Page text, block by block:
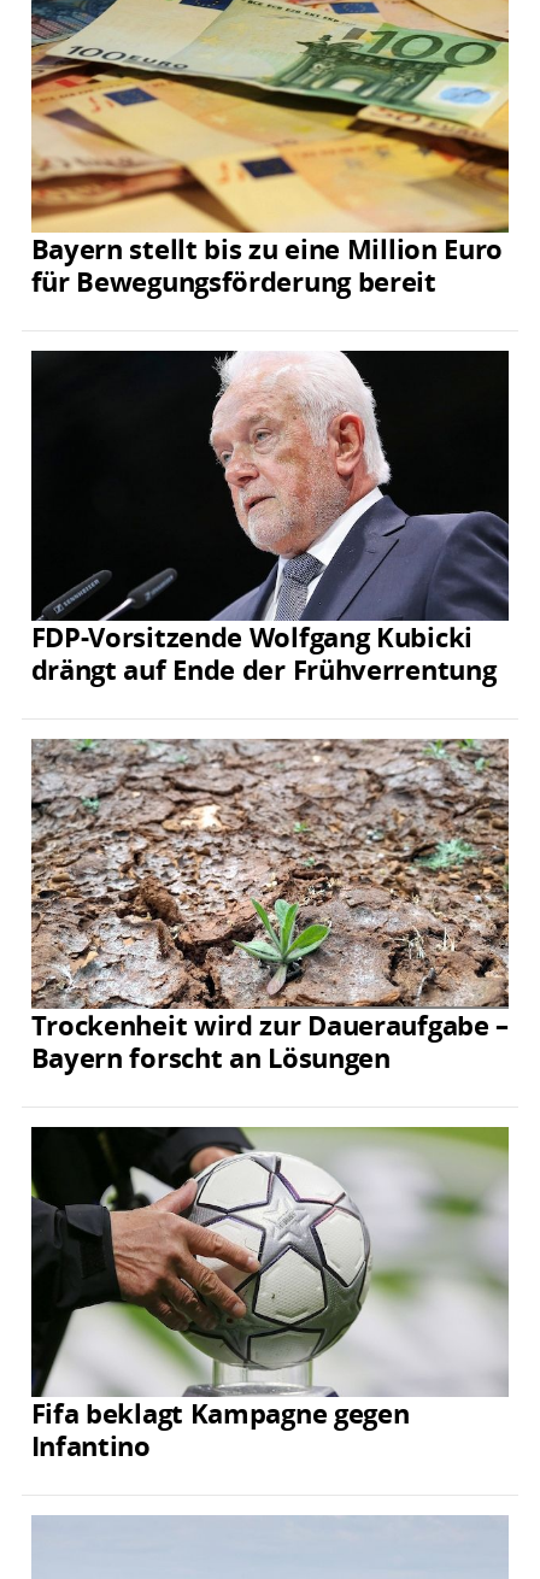
Bayern stellt bis zu eine Million Euro
für Bewegungsförderung bereit
FDP-Vorsitzende Wolfgang Kubicki
drängt auf Ende der Frühverrentung
Trockenheit wird zur Daueraufgabe –
Bayern forscht an Lösungen
Fifa beklagt Kampagne gegen
Infantino